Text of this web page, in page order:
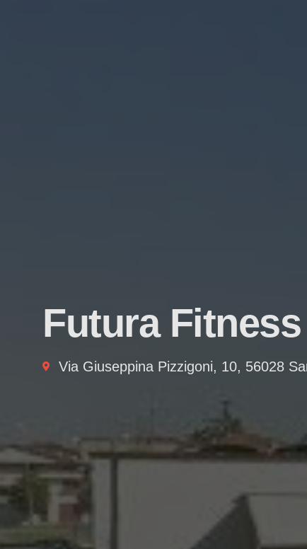
Futura Fitness
Via Giuseppina Pizzigoni, 10, 56028